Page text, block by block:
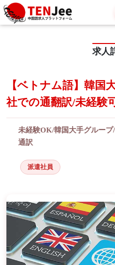
求人
【ベトナム語】韓国
社での通翻訳/未経験
未経験OK/韓国大手グルー
通訳
派遣社員